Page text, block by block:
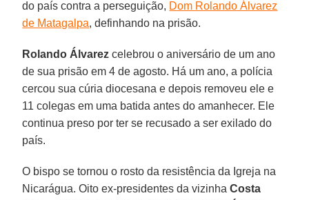
do país contra a perseguição, Dom Rolando Álvarez
de Matagalpa, definhando na prisão.
Rolando Álvarez celebrou o aniversário de um ano
de sua prisão em 4 de agosto. Há um ano, a polícia
cercou sua cúria diocesana e depois removeu ele e
11 colegas em uma batida antes do amanhecer. Ele
continua preso por ter se recusado a ser exilado do
país.
O bispo se tornou o rosto da resistência da Igreja na
Nicarágua. Oito ex-presidentes da vizinhaCosta